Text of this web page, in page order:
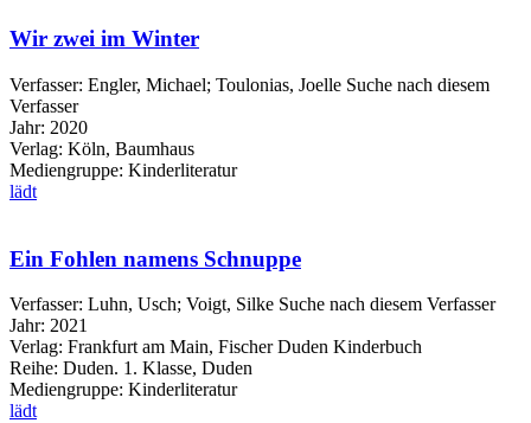
Wir zwei im Winter
Verfasser: Engler, Michael; Toulonias, Joelle Suche nach diesem
Verfasser
Jahr: 2020
Verlag: Köln, Baumhaus
Mediengruppe: Kinderliteratur
lädt
Ein Fohlen namens Schnuppe
Verfasser: Luhn, Usch; Voigt, Silke Suche nach diesem Verfasser
Jahr: 2021
Verlag: Frankfurt am Main, Fischer Duden Kinderbuch
Reihe: Duden. 1. Klasse, Duden
Mediengruppe: Kinderliteratur
lädt